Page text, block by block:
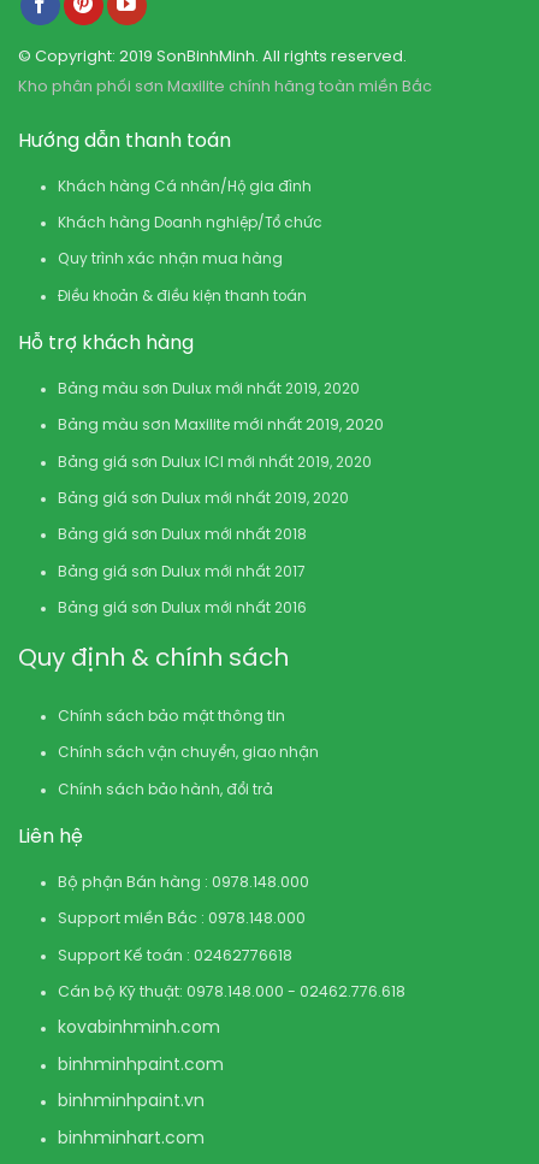
© Copyright: 2019 SonBinhMinh. All rights reserved.
Kho phân phối sơn Maxilite chính hãng toàn miền Bắc
Hướng dẫn thanh toán
Khách hàng Cá nhân/Hộ gia đình
Khách hàng Doanh nghiệp/Tổ chức
Quy trình xác nhận mua hàng
Điều khoản & điều kiện thanh toán
Hỗ trợ khách hàng
Bảng màu sơn Dulux mới nhất 2019, 2020
Bảng màu sơn Maxilite mới nhất 2019, 2020
Bảng giá sơn Dulux ICI mới nhất 2019, 2020
Bảng giá sơn Dulux mới nhất 2019, 2020
Bảng giá sơn Dulux mới nhất 2018
Bảng giá sơn Dulux mới nhất 2017
Bảng giá sơn Dulux mới nhất 2016
Quy định & chính sách
Chính sách bảo mật thông tin
Chính sách vận chuyển, giao nhận
Chính sách bảo hành, đổi trả
Liên hệ
Bộ phận Bán hàng : 0978.148.000
Support miền Bắc : 0978.148.000
Support Kế toán : 02462776618
Cán bộ Kỹ thuật: 0978.148.000 - 02462.776.618
kovabinhminh.com
binhminhpaint.com
binhminhpaint.vn
binhminhart.com